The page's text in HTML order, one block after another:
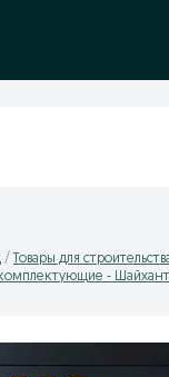
Товары для
-